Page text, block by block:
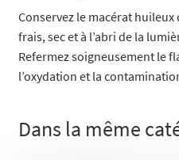
Conservez le macérat
frais, sec et à l’abri de la
Refermez soigneusement le
l’oxydation et la
Dans la même